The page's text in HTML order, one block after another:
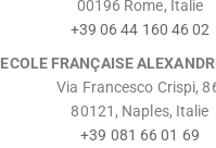
00196 Rome, Italie
+39 06 44 160 46 02
ECOLE FRANÇAISE
Via Francesco Crispi,
80121, Naples, Italie
+39 081 66 01 69